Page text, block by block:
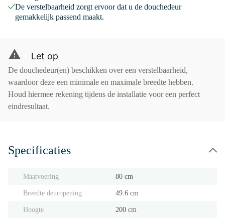
De verstelbaarheid zorgt ervoor dat u de douchedeur
gemakkelijk passend maakt.
Let op
De douchedeur(en) beschikken over een verstelbaarheid,
waardoor deze een minimale en maximale breedte hebben.
Houd hiermee rekening tijdens de installatie voor een perfect
eindresultaat.
Specificaties
Maatvoering 80 cm
Breedte deuropening 49.6 cm
Hoogte 200 cm